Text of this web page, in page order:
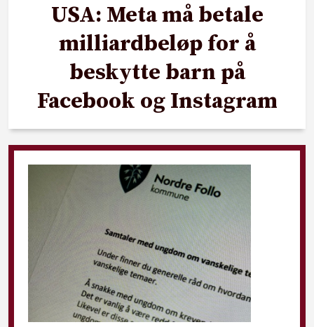
USA: Meta må betale
milliardbeløp for å
beskytte barn på
Facebook og Instagram